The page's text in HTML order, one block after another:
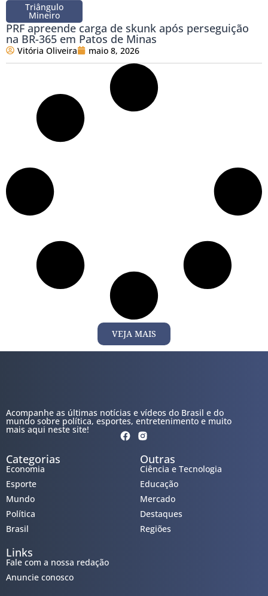
Triângulo
Mineiro
PRF apreende carga de skunk após perseguição
na BR-365 em Patos de Minas
Vitória Oliveira maio 8, 2026
VEJA MAIS
Acompanhe as últimas notícias e vídeos do Brasil e do
mundo sobre política, esportes, entretenimento e muito
mais aqui neste site!
Categorias
Economia
Esporte
Mundo
Política
Brasil
Outras
Ciência e Tecnologia
Educação
Mercado
Destaques
Regiões
Links
Fale com a nossa redação
Anuncie conosco